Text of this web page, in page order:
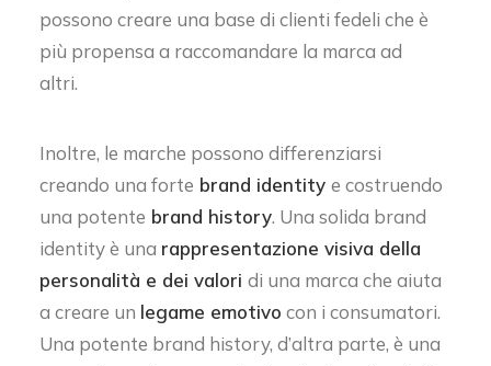
possono creare una base di clienti fedeli che è
più propensa a raccomandare la marca ad
altri.
Inoltre, le marche possono differenziarsi
creando unaforte brand identity e costruendo
una potente brand history. Una solida brand
identity è una rappresentazione visiva della
personalità e dei valori di una marca che aiuta
a creare un legame emotivo con i consumatori.
Una potente brand history, d’altra parte, è una